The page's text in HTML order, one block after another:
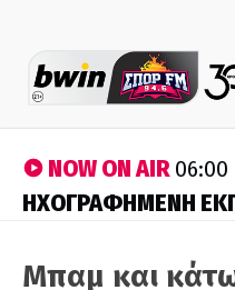
NOW ON AIR
ΗΧΟΓΡΑΦΗΜΕΝΗ
Μπαμ και